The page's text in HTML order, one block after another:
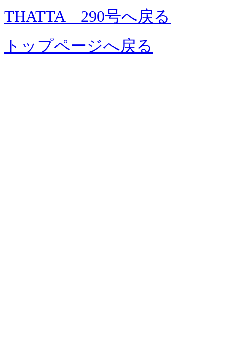
THATTA 290号へ戻る
トップページへ戻る